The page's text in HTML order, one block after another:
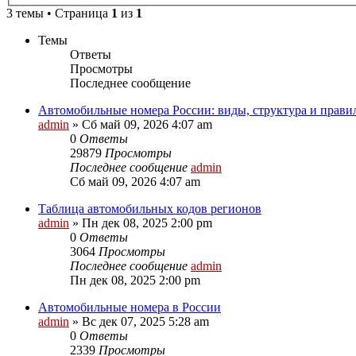
3 темы • Страница 1 из 1
Темы
Ответы
Просмотры
Последнее сообщение
Автомобильные номера России: виды, структура и
admin » Сб май 09, 2026 4:07 am
0 Ответы
29879 Просмотры
Последнее сообщение admin
Сб май 09, 2026 4:07 am
Таблица автомобильных кодов регионов
admin » Пн дек 08, 2025 2:00 pm
0 Ответы
3064 Просмотры
Последнее сообщение admin
Пн дек 08, 2025 2:00 pm
Автомобильные номера в России
admin » Вс дек 07, 2025 5:28 am
0 Ответы
2339 Просмотры